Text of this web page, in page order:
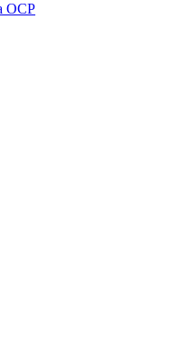
OCP